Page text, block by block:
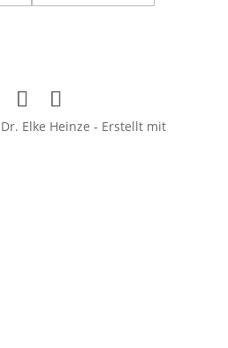
Elke Heinze - Erstellt mit